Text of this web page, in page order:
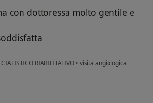
con dottoressa molto gentile e
RIABILITATIVO • visita angiologica +
Benaglia